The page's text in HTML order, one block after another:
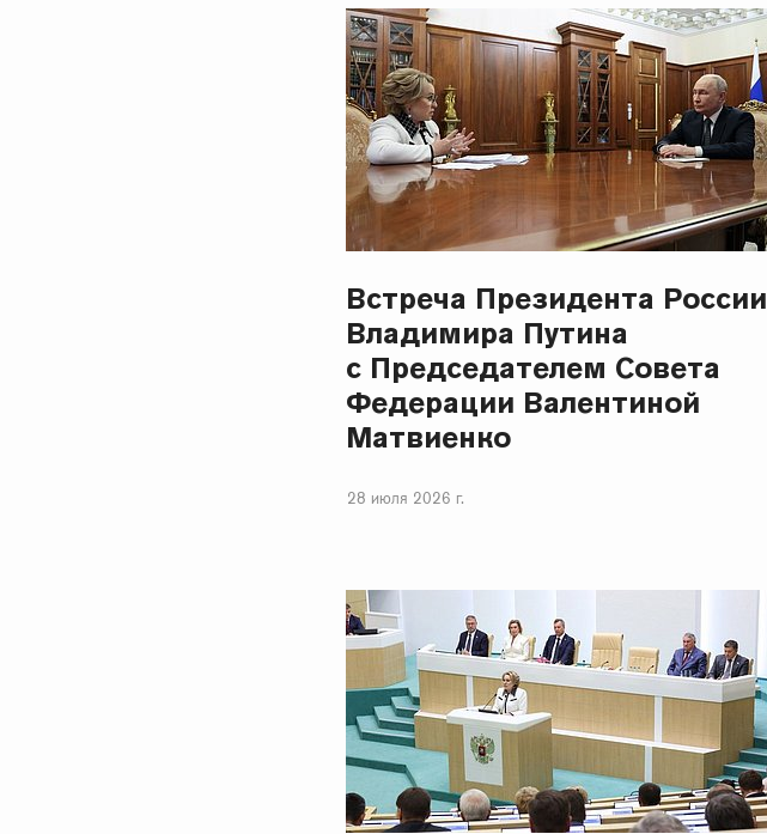
Встреча Президента России
Владимира Путина
с Председателем Совета
Федерации Валентиной
Матвиенко
28 июля 2026 г.